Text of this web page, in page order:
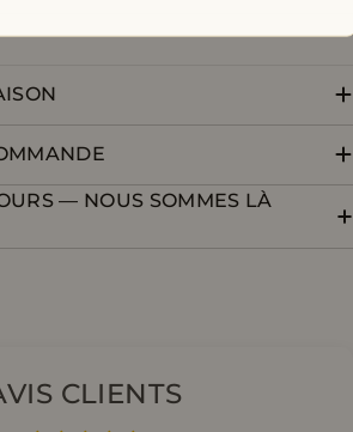
— NOUS SOMMES LÀ
CLIENTS